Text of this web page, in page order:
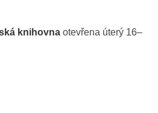
knihovna otevřena úterý 16–